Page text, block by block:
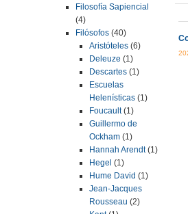
Filosofía Sapiencial
(4)
Filósofos (40)
Aristóteles (6)
Deleuze (1)
Descartes (1)
Escuelas
Helenísticas (1)
Foucault(1)
Guillermo de
Ockham (1)
Hannah Arendt(1)
Hegel (1)
Hume David (1)
Jean-Jacques
Rousseau (2)